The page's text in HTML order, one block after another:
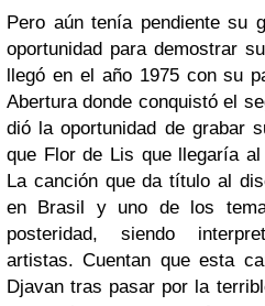
Pero aún tenía pendiente su
oportunidad para demostrar
llegó en el año 1975 con su
Aberturadonde conquistó el
dió la oportunidad de grabar
que Flor de Lis que llegaría
La canción que da título al
en Brasil y uno de los
posteridad, siendo
artistas. Cuentan que esta
Djavan tras pasar por la